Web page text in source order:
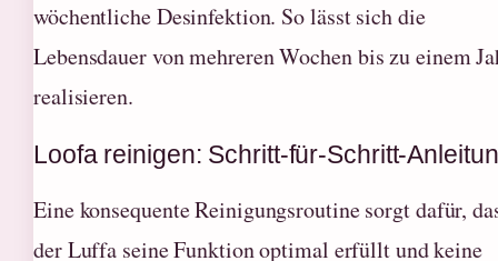
wöchentliche Desinfektion. So lässt sich die
Lebensdauer von mehreren Wochen bis zu einem
realisieren.
Loofa reinigen: Schritt-für-Schritt-
Eine konsequente Reinigungsroutine sorgt dafür,
der Luffa seine Funktion optimal erfüllt und keine